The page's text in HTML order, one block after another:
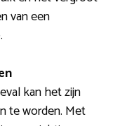
van een
kan het zijn
te worden. Met